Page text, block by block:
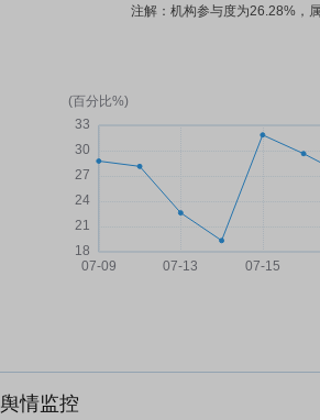
注解：机构参与度为26.28%，
舆情监控